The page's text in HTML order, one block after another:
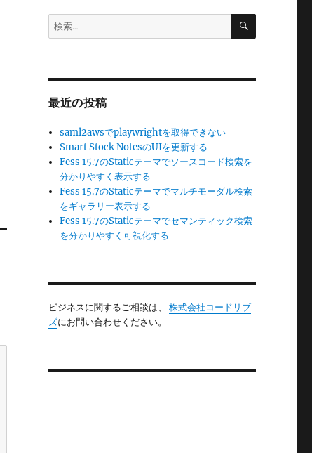
検
索:
検
最近の投稿
saml2awsでplaywrightを取得できない
Smart Stock NotesのUIを更新する
Fess 15.7のStaticテーマでソースコード検索を
分かりやすく表示する
Fess 15.7のStaticテーマでマルチモーダル検索
をギャラリー表示する
Fess 15.7のStaticテーマでセマンティック検索
を分かりやすく可視化する
ビジネスに関するご相談は、 株式会社コードリブ
ズにお問い合わせください。